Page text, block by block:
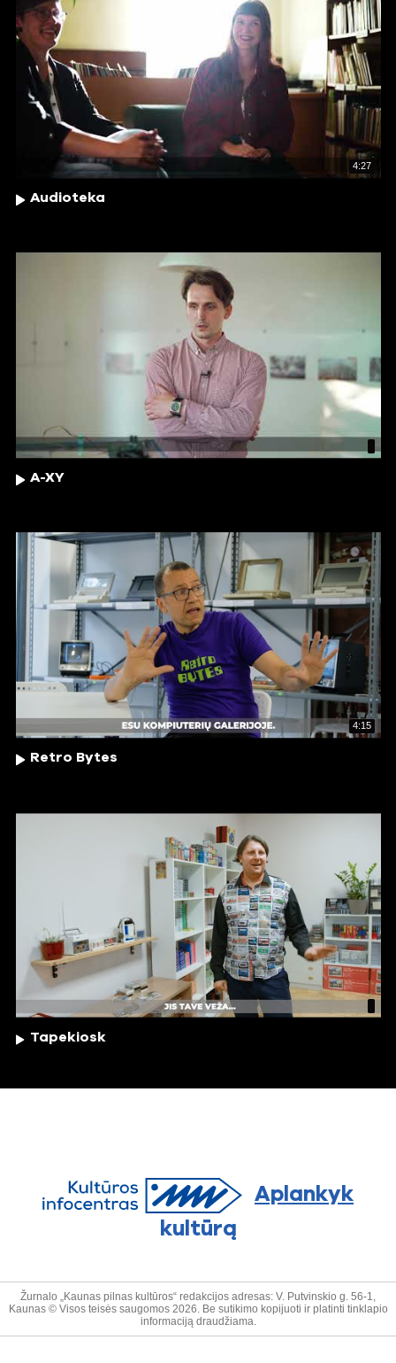
4:27
Audioteka
A-XY
4:15
Retro Bytes
Tapekiosk
Aplankyk
kultūrą
Žurnalo „Kaunas pilnas kultūros“ redakcijos adresas: V. Putvinskio g. 56-1,
Kaunas © Visos teisės saugomos 2026. Be sutikimo kopijuoti ir platinti tinklapio
informaciją draudžiama.